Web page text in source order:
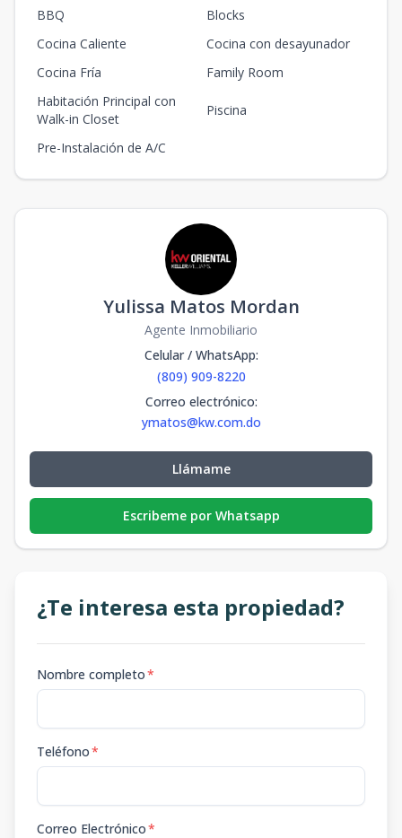
BBQ
Blocks
Cocina Caliente
Cocina con desayunador
Cocina Fría
Family Room
Habitación Principal con
Walk-in Closet
Piscina
Pre-Instalación de A/C
Yulissa Matos Mordan
Agente Inmobiliario
Celular / WhatsApp:
(809) 909-8220
Correo electrónico:
ymatos@kw.com.do
Llámame
Escribeme por Whatsapp
¿Te interesa esta propiedad?
Nombre completo*
Teléfono*
Correo Electrónico*